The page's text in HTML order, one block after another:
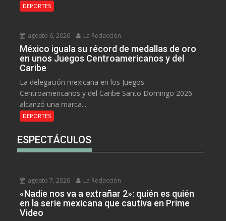
DEPORTES
agosto 6, 2026 La Redacción
México iguala su récord de medallas de oro
en unos Juegos Centroamericanos y del
Caribe
La delegación mexicana en los Juegos
Centroamericanos y del Caribe Santo Domingo 2026
alcanzó una marca...
DEPORTES
ESPECTÁCULOS
agosto 7, 2026 La Redacción
«Nadie nos va a extrañar 2»: quién es quién
en la serie mexicana que cautiva en Prime
Video